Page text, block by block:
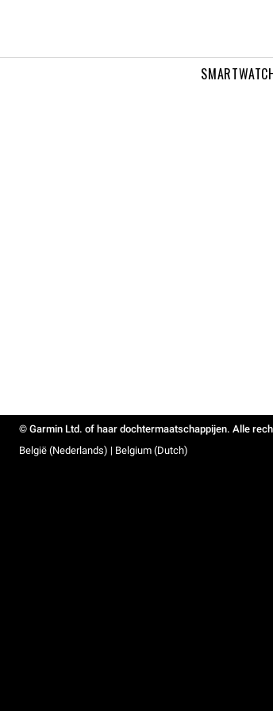
© Garmin Ltd. of haar dochtermaatschappijen. Alle
België (Nederlands) | Belgium (Dutch)